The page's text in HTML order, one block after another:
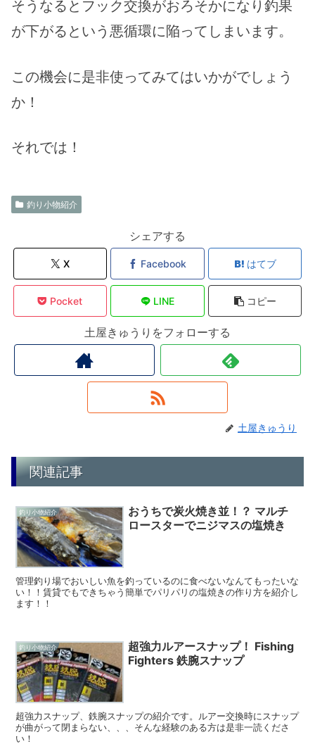
そうなるとフック交換がおろそかになり釣果
が下がるという悪循環に陥ってしまいます。
この機会に是非使ってみてはいかがでしょう
か！
それでは！
釣り小物紹介
シェアする
X Facebook はてブ
Pocket LINE コピー
土屋きゅうりをフォローする
土屋きゅうり
関連記事
釣り小物紹介
おうちで炭火焼き並！？ マルチ
ロースターでニジマスの塩焼き
管理釣り場でおいしい魚を釣っているのに食べないなんてもったいな
い！！賃貸でもできちゃう簡単でパリパリの塩焼きの作り方を紹介し
ます！！
釣り小物紹介
超強力ルアースナップ！ Fishing
Fighters 鉄腕スナップ
超強力スナップ、鉄腕スナップの紹介です。ルアー交換時にスナップ
が曲がって閉まらない、、、そんな経験のある方は是非一読くださ
い！